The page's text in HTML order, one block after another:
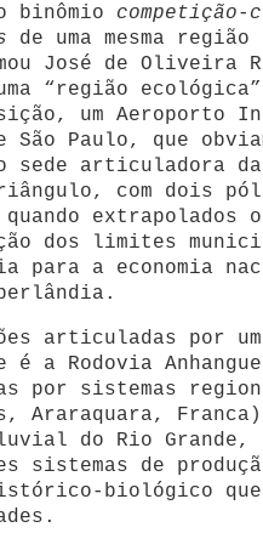
binômio competição-
de uma mesma
José de Oliveira
“região
um Aeroporto
São Paulo, que
sede articuladora
com dois
quando extrapolados
dos limites
para a economia
articuladas por
é a Rodovia
por sistemas
Araraquara,
do Rio Grande,
sistemas de
biológico